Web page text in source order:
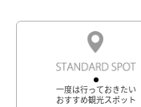
一度は行っておきたい
おすすめ観光スポット